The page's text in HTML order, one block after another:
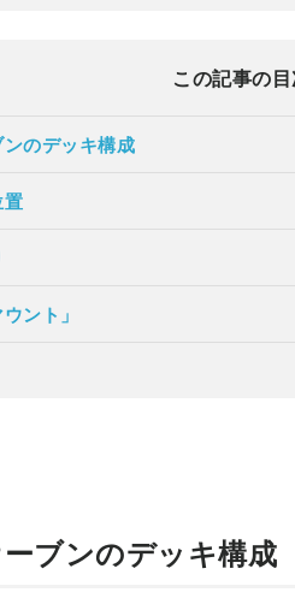
この記事の
のデッキ構成
置
ント」
ブンのデッキ構成